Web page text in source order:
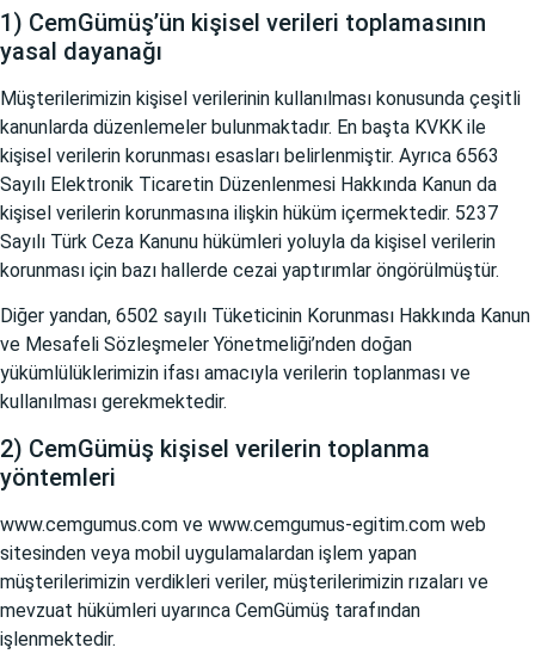
1) CemGümüş’ün kişisel verileri toplamasının
yasal dayanağı
Müşterilerimizin kişisel verilerinin kullanılması konusunda çeşitli
kanunlarda düzenlemeler bulunmaktadır. En başta KVKK ile
kişisel verilerin korunması esasları belirlenmiştir. Ayrıca 6563
Sayılı Elektronik Ticaretin Düzenlenmesi Hakkında Kanun da
kişisel verilerin korunmasına ilişkin hüküm içermektedir. 5237
Sayılı Türk Ceza Kanunu hükümleri yoluyla da kişisel verilerin
korunması için bazı hallerde cezai yaptırımlar öngörülmüştür.
Diğer yandan, 6502 sayılı Tüketicinin Korunması Hakkında Kanun
ve Mesafeli Sözleşmeler Yönetmeliği’nden doğan
yükümlülüklerimizin ifası amacıyla verilerin toplanması ve
kullanılması gerekmektedir.
2) CemGümüş kişisel verilerin toplanma
yöntemleri
www.cemgumus.com ve www.cemgumus-egitim.com web
sitesinden veya mobil uygulamalardan işlem yapan
müşterilerimizin verdikleri veriler, müşterilerimizin rızaları ve
mevzuat hükümleri uyarınca CemGümüş tarafından
işlenmektedir.